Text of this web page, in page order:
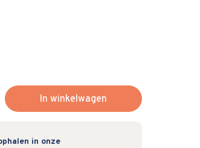
In winkelwagen
in onze